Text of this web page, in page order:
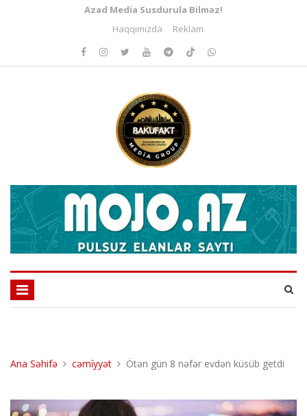
Azad Media Susdurula Bilməz!
Haqqımızda
Reklam
Ana Səhifə cəmi̇yyət Ötən gün 8 nəfər evdən küsüb getdi